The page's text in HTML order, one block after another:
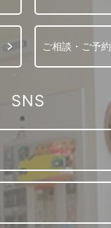
ご相談・ご予約
SNS